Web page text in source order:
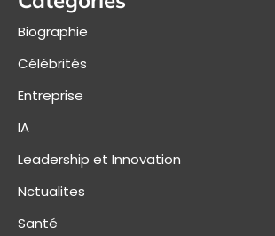
Biographie
Célébrités
Entreprise
IA
Leadership et Innovation
Nctualites
Santé